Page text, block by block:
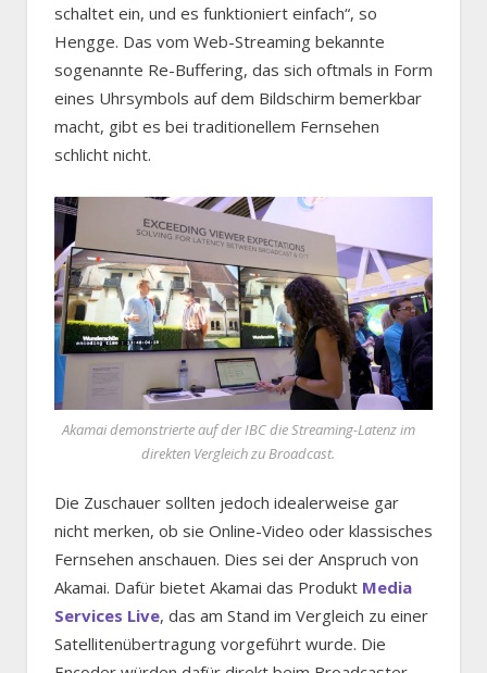
schaltet ein, und es funktioniert einfach“, so
Hengge. Das vom Web-Streaming bekannte
sogenannte Re-Buffering, das sich oftmals in Form
eines Uhrsymbols auf dem Bildschirm bemerkbar
macht, gibt es bei traditionellem Fernsehen
schlicht nicht.
Akamai demonstrierte auf der IBC die Streaming-Latenz im
direkten Vergleich zu Broadcast.
Die Zuschauer sollten jedoch idealerweise gar
nicht merken, ob sie Online-Video oder klassisches
Fernsehen anschauen. Dies sei der Anspruch von
Akamai. Dafür bietet Akamai das Produkt Media
Services Live, das am Stand im Vergleich zu einer
Satellitenübertragung vorgeführt wurde. Die